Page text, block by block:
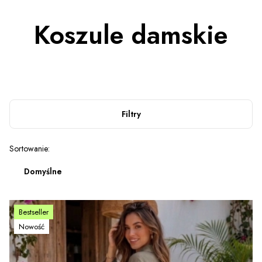
Koszule damskie
Filtry
Lista produktów
Sortowanie:
Domyślne
Bestseller
Nowość